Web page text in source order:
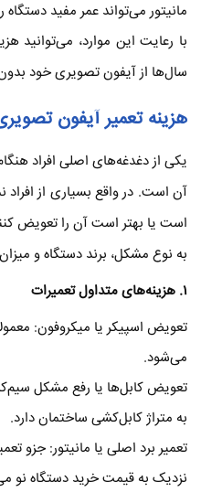
مانیتور می‌تواند عمر مفید
با رعایت این موارد، می‌توانید
سال‌ها از آیفون تصویری خود
هزینه تعمیر آیفون
یکی از دغدغه‌های اصلی افراد
آن است. در واقع بسیاری از افراد
است یا بهتر است آن را تعویض
به نوع مشکل، برند دستگاه و
۱. هزینه‌های متداول تعمیرات
تعویض اسپیکر یا میکروفون:
می‌شود.
تعویض کابل‌ها یا رفع مشکل
به متراژ کابل‌کشی ساختمان دارد.
تعمیر برد اصلی یا مانیتور: جزو
نزدیک به قیمت خرید دستگاه نو